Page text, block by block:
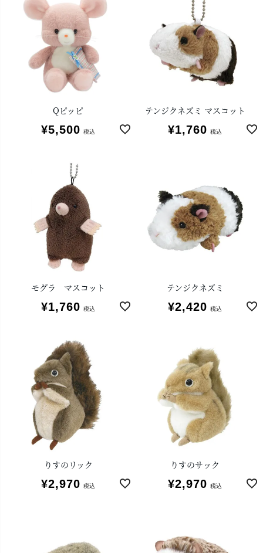
Qピッピ
¥5,500 税込
テンジクネズミ マスコット
¥1,760 税込
モグラ マスコット
¥1,760 税込
テンジクネズミ
¥2,420 税込
りすのリック
¥2,970 税込
りすのサック
¥2,970 税込